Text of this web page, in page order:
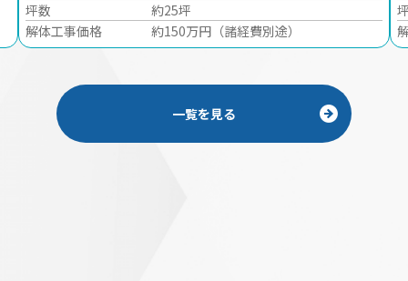
坪数
約25坪
解体工事価格
約150万円（諸経費別途）
一覧を見る